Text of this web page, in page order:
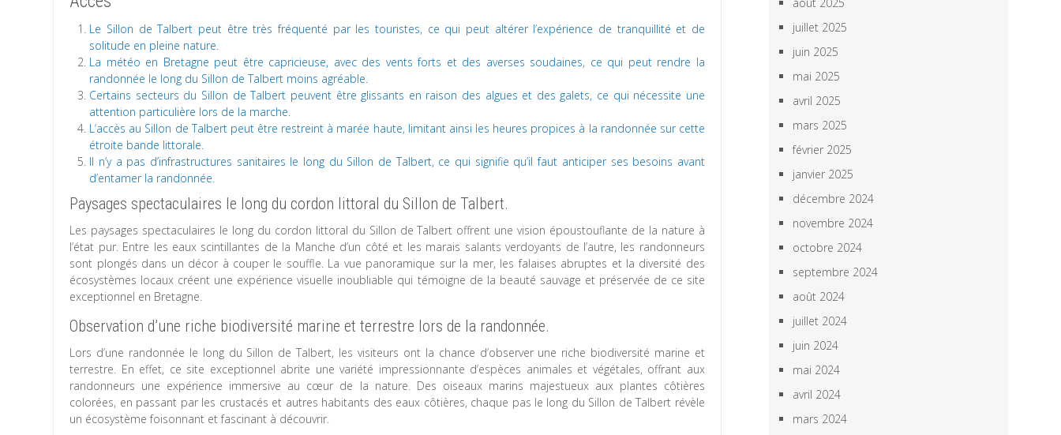
Le Sillon de Talbert peut être très fréquenté par les touristes, ce qui peut altérer l’expérience de tranquillité et de
solitude en pleine nature.
La météo en Bretagne peut être capricieuse, avec des vents forts et des averses soudaines, ce qui peut rendre la
randonnée le long du Sillon de Talbert moins agréable.
Certains secteurs du Sillon de Talbert peuvent être glissants en raison des algues et des galets, ce qui nécessite une
attention particulière lors de la marche.
L’accès au Sillon de Talbert peut être restreint à marée haute, limitant ainsi les heures propices à la randonnée sur cette
étroite bande littorale.
Il n’y a pas d’infrastructures sanitaires le long du Sillon de Talbert, ce qui signifie qu’il faut anticiper ses besoins avant
d’entamer la randonnée.
Paysages spectaculaires le long du cordon littoral du Sillon de Talbert.
Les paysages spectaculaires le long du cordon littoral du Sillon de Talbert offrent une vision époustouflante de la nature à
l’état pur. Entre les eaux scintillantes de la Manche d’un côté et les marais salants verdoyants de l’autre, les randonneurs
sont plongés dans un décor à couper le souffle. La vue panoramique sur la mer, les falaises abruptes et la diversité des
écosystèmes locaux créent une expérience visuelle inoubliable qui témoigne de la beauté sauvage et préservée de ce site
exceptionnel en Bretagne.
Observation d’une riche biodiversité marine et terrestre lors de la randonnée.
Lors d’une randonnée le long du Sillon de Talbert, les visiteurs ont la chance d’observer une riche biodiversité marine et
terrestre. En effet, ce site exceptionnel abrite une variété impressionnante d’espèces animales et végétales, offrant aux
randonneurs une expérience immersive au cœur de la nature. Des oiseaux marins majestueux aux plantes côtières
colorées, en passant par les crustacés et autres habitants des eaux côtières, chaque pas le long du Sillon de Talbert révèle
un écosystème foisonnant et fascinant à découvrir.
juillet 2025
juin 2025
mai 2025
avril 2025
mars 2025
février 2025
janvier 2025
décembre 2024
novembre 2024
octobre 2024
septembre 2024
août 2024
juillet 2024
juin 2024
mai 2024
avril 2024
mars 2024